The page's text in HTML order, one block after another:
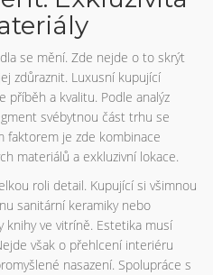
se mění. Zde nejde o to skrýt
zdůraznit. Luxusní kupující
příběh a kvalitu. Podle analýz
svébytnou část trhu se
faktorem je zde kombinace
materiálů a exkluzivní lokace.
roli detail. Kupující si všimnou
sanitární keramiky nebo
knihy ve vitríně. Estetika musí
však o přehlcení interiéru
nasazení. Spolupráce s